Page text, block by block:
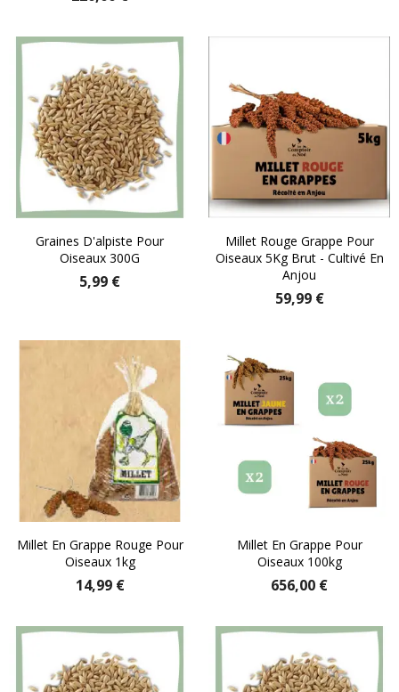
Graines D'alpiste Pour
Oiseaux 300G
5,99 €
Millet Rouge Grappe Pour
Oiseaux 5Kg Brut - Cultivé En
Anjou
59,99 €
Millet En Grappe Rouge Pour
Oiseaux 1kg
14,99 €
Millet En Grappe Pour
Oiseaux 100kg
656,00 €